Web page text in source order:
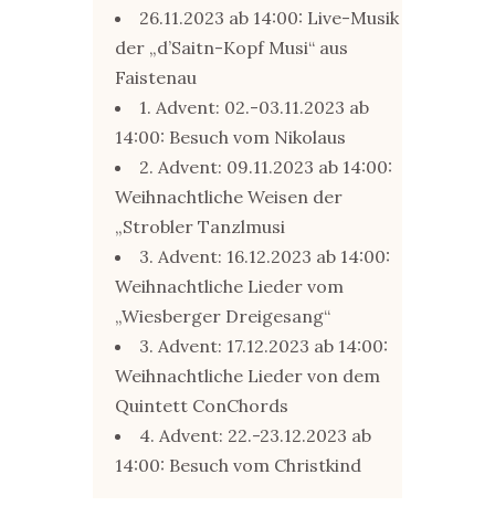
26.11.2023 ab 14:00: Live-Musik
der „d’Saitn-Kopf Musi“ aus
Faistenau
1. Advent: 02.-03.11.2023 ab
14:00: Besuch vom Nikolaus
2. Advent: 09.11.2023 ab 14:00:
Weihnachtliche Weisen der
„Strobler Tanzlmusi
3. Advent: 16.12.2023 ab 14:00:
Weihnachtliche Lieder vom
„Wiesberger Dreigesang“
3. Advent: 17.12.2023 ab 14:00:
Weihnachtliche Lieder von dem
Quintett ConChords
4. Advent: 22.-23.12.2023 ab
14:00: Besuch vom Christkind